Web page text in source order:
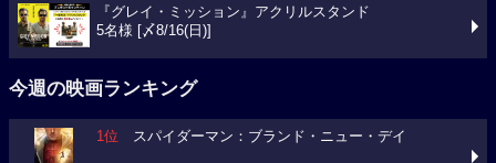
今週の映画ランキング
2位 映画ちいかわ 人魚の島のひみつ